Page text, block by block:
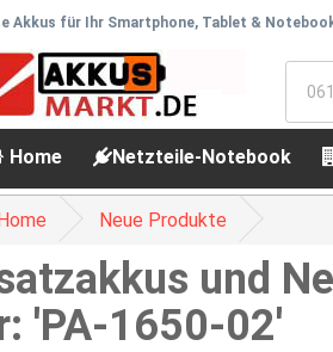
Akkus für Ihr Smartphone, Tablet &
Home Netzteile-Notebook
Neue Produkte
und
'PA-1650-02'